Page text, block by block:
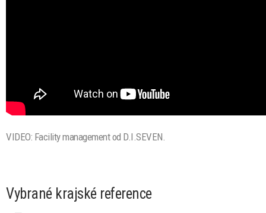
VIDEO: Facility management od D.I.SEVEN.
Vybrané krajské reference